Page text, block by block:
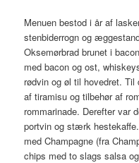
Menuen bestod i år af
stenbiderrogn og
Oksemørbrad brunet i
med bacon og ost,
rødvin og øl til hovedret.
af tiramisu og tilbehør af
rommarinade. Derefter var
portvin og stærk
med Champagne (fra
chips med to slags salsa